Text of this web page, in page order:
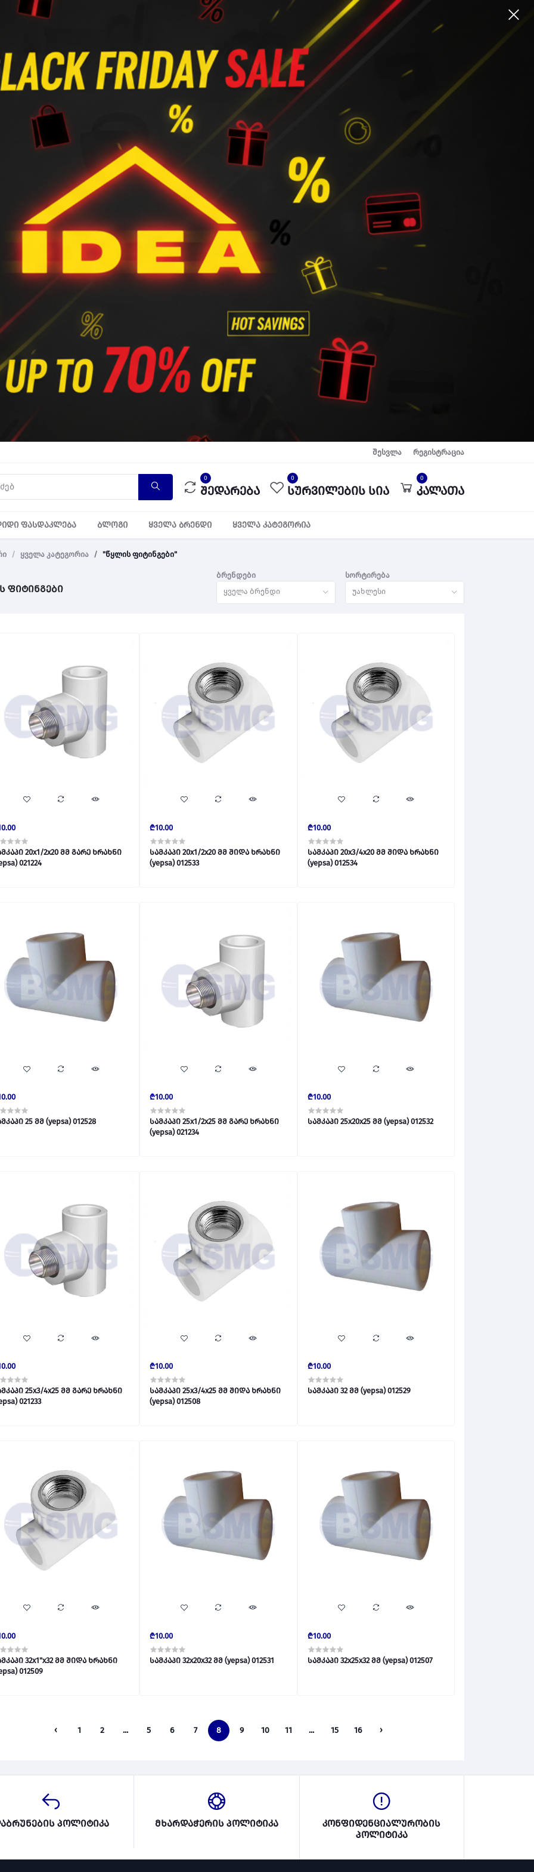
შესვლა რეგისტრაცია
0
შედარება
0
სურვილების სია
0
კალათა
ფასდაკლება ბლოგი ყველა ბრენდი ყველა კატეგორია
ყველა კატეგორია "წყლის ფიტინგები"
ფიტინგები
ბრენდები
ყველა ბრენდი
სორტირება
უახლესი
20x1/2x20 მმ გარე ხრახნი
(yepsa) 021224
₾10.00
სამკაპი 20x1/2x20 მმ შიდა ხრახნი
(yepsa) 012533
₾10.00
სამკაპი 20x3/4x20 მმ შიდა ხრახნი
(yepsa) 012534
სამკაპი 25 მმ (yepsa) 012528
₾10.00
სამკაპი 25x1/2x25 მმ გარე ხრახნი
(yepsa) 021234
₾10.00
სამკაპი 25x20x25 მმ (yepsa) 012532
25x3/4x25 მმ გარე ხრახნი
(yepsa) 021233
₾10.00
სამკაპი 25x3/4x25 მმ შიდა ხრახნი
(yepsa) 012508
₾10.00
სამკაპი 32 მმ (yepsa) 012529
32x1"x32 მმ შიდა ხრახნი
(yepsa) 012509
₾10.00
სამკაპი 32x20x32 მმ (yepsa) 012531
₾10.00
სამკაპი 32x25x32 მმ (yepsa) 012507
‹ 1 2 ... 5 6 7 8 9 10 11 ... 15 16 ›
პოლიტიკა მხარდაჭერის პოლიტიკა
კონფიდენციალურობის
პოლიტიკა